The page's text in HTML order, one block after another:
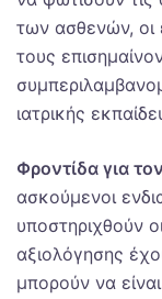
των ασθενών, οι
τους
ιατρικής
Φροντίδα για
ασκούμενοι
υποστηριχθούν
αξιολόγησης
μπορούν να